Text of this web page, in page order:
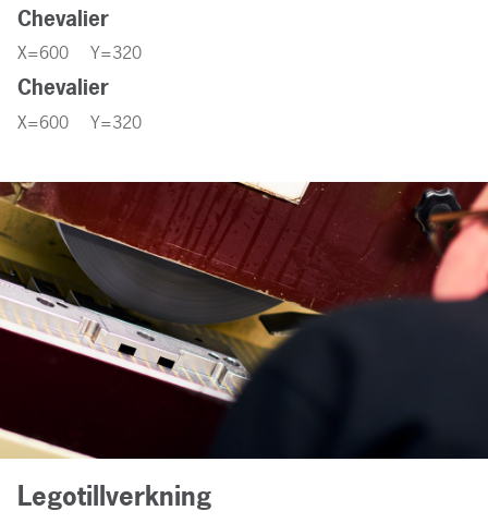
3S
Chevalier
X=600 Y=320
Chevalier
X=600 Y=320
Legotillverkning